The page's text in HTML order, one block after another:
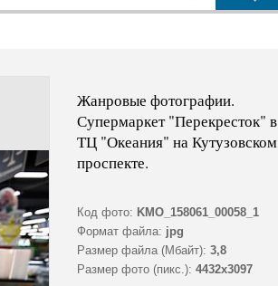
Жанровые фотографии.
Супермаркет "Перекресток" в
ТЦ "Океания" на Кутузовском
проспекте.
Код фото: KMO_158061_00058_1
Формат файла: jpg
Размер файла (Мбайт): 3,8
Размер фото (пикс.): 4432x3097